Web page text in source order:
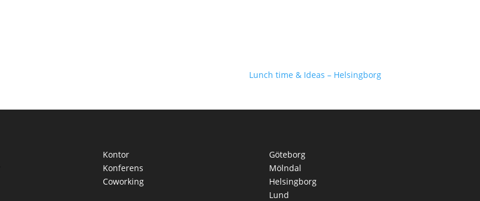
Lunch time & Ideas – Helsingborg
Kontor
Konferens
Coworking
Göteborg
Mölndal
Helsingborg
Lund